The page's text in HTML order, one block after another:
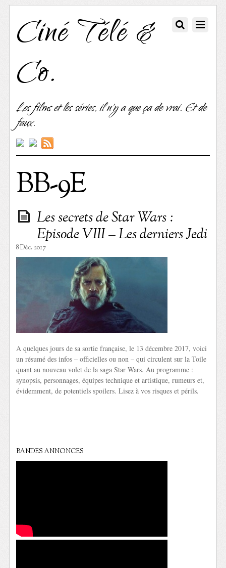
Ciné Télé &
Co.
Les films et les séries, il n'y a que ça de vrai. Et de
faux.
BB-9E
Les secrets de Star Wars :
Episode VIII – Les derniers Jedi
8 Déc. 2017
A quelques jours de sa sortie française, le 13 décembre 2017, voici
un résumé des infos – officielles ou non – qui circulent sur la Toile
quant au nouveau volet de la saga Star Wars. Au programme :
synopsis, personnages, équipes technique et artistique, rumeurs et,
évidemment, de potentiels spoilers. Lisez à vos risques et périls.
BANDES ANNONCES